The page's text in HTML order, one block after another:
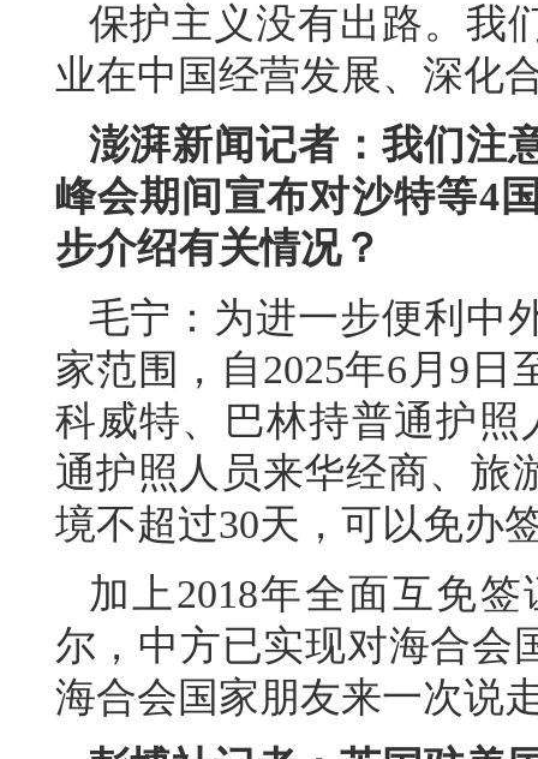
保护主义没有出路。我
业在中国经营发展、深化
澎湃新闻记者：我们
峰会期间宣布对沙特等4
步介绍有关情况？
毛宁：为进一步便利中
家范围，自2025年6月9日
科威特、巴林持普通护
通护照人员来华经商、旅
境不超过30天，可以免办
加上2018年全面互免
尔，中方已实现对海合会
海合会国家朋友来一次说